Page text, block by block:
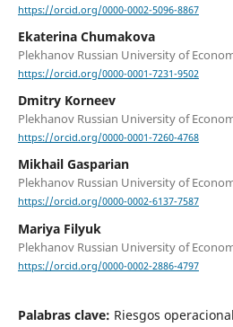
https://orcid.org/0000-0002-5096-8867
Ekaterina Chumakova
Plekhanov Russian University of
https://orcid.org/0000-0001-7231-9502
Dmitry Korneev
Plekhanov Russian University of
https://orcid.org/0000-0001-7260-4768
Mikhail Gasparian
Plekhanov Russian University of
https://orcid.org/0000-0002-6137-7587
Mariya Filyuk
Plekhanov Russian University of
https://orcid.org/0000-0002-2886-4797
Palabras clave: Riesgos